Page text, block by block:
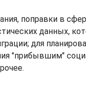
поправки в
данных,
для
"прибывшим"